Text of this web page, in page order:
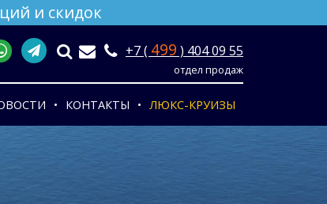
и скидок
+7 ( 499 ) 404 09 55
отдел продаж
КОНТАКТЫ ЛЮКС-КРУИЗЫ